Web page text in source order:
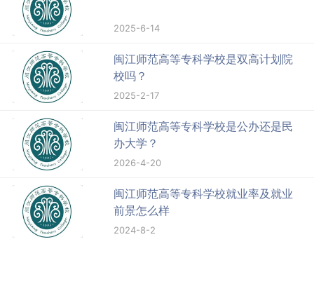
2025-6-14
闽江师范高等专科学校是双高计划院
校吗？
2025-2-17
闽江师范高等专科学校是公办还是民
办大学？
2026-4-20
闽江师范高等专科学校就业率及就业
前景怎么样
2024-8-2